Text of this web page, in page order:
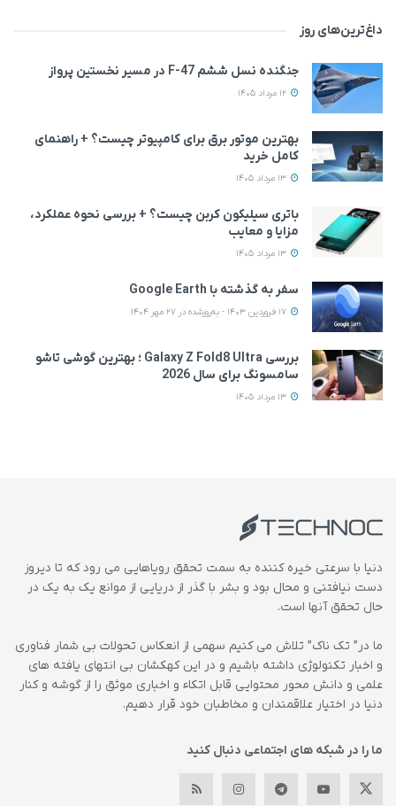
داغ‌ترین‌های روز
جنگنده نسل ششم F-47 در مسیر نخستین پرواز
بهترین موتور برق برای کامپیوتر چیست؟ + راهنمای
کامل خرید
باتری سیلیکون کربن چیست؟ + بررسی نحوه عملکرد،
مزایا و معایب
سفر به گذشته با Google Earth
بررسی Galaxy Z Fold8 Ultra ؛ بهترین گوشی تاشو
سامسونگ برای سال 2026
دنیا با سرعتی خیره کننده به سمت تحقق رویاهایی می رود که تا دیروز
دست نیافتنی و محال بود و بشر با گذر از دریایی از موانع یک به یک در
حال تحقق آنها است.
ما در” تک ناک” تلاش می کنیم سهمی از انعکاس تحولات بی شمار فناوری
و اخبار تکنولوژی داشته باشیم و در این کهکشان بی انتهای یافته های
علمی و دانش محور محتوایی قابل اتکاء و اخباری موثق را از گوشه و کنار
دنیا در اختیار علاقمندان و مخاطبان خود قرار دهیم.
ما را در شبکه های اجتماعی دنبال کنید